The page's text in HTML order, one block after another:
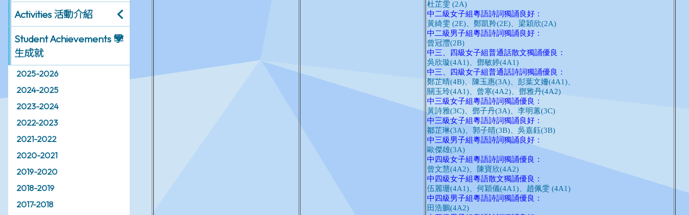
Activities 活動介紹
Student Achievements 學
生成就
2025-2026
2024-2025
2023-2024
2022-2023
2021-2022
2020-2021
2019-2020
2018-2019
2017-2018